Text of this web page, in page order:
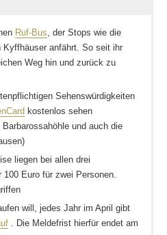
Ruf-Bus , der Stops wie die
Kyffhäuser anfährt. So seit ihr
Weg hin und zurück zu
Sehenswürdigkeiten
kostenlos sehen
und auch die
liegen bei allen drei
Euro für zwei Personen.
will, jedes Jahr im April gibt
. Die Meldefrist hierfür endet am